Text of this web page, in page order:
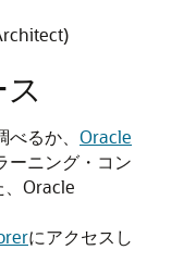
るか、 Oracle
ーニング・コン
、Oracle
にアクセスし